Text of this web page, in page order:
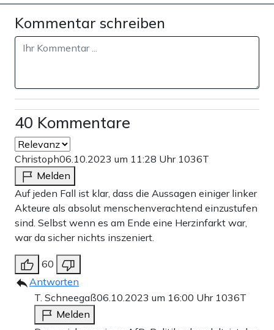
Kommentar schreiben
40 Kommentare
Christoph06.10.2023 um 11:28 Uhr 1036T
Melden
Auf jeden Fall ist klar, dass die Aussagen einiger linker
Akteure als absolut menschenverachtend einzustufen
sind. Selbst wenn es am Ende eine Herzinfarkt war,
war da sicher nichts inszeniert.
60
Antworten
T. Schneegaß06.10.2023 um 16:00 Uhr 1036T
Melden